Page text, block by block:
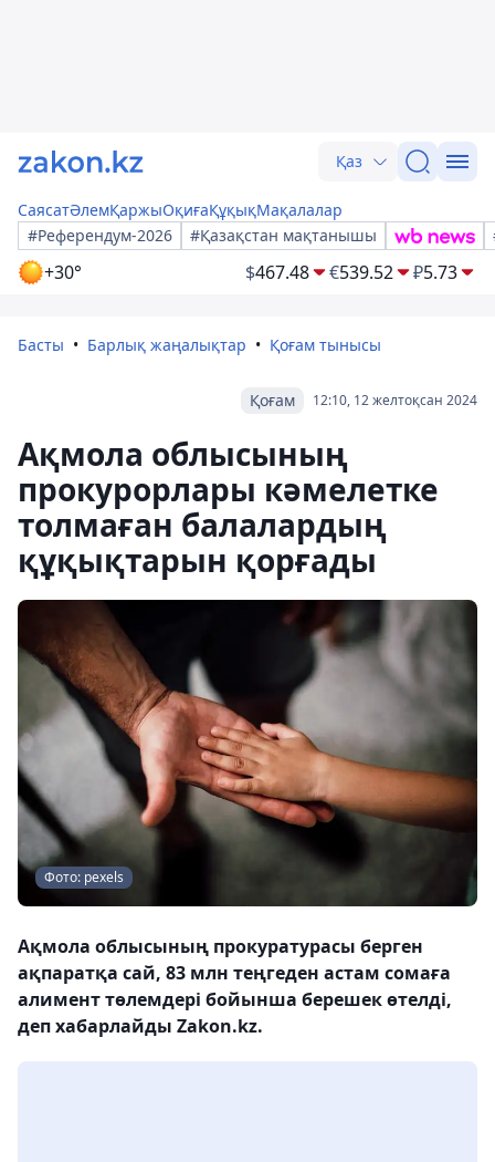
Қаз
СаясатӘлемҚаржыОқиғаҚұқықМақалалар
#Референдум-2026
#Қазақстан мақтанышы
+30° $467.48 €539.52 ₽5.73
Басты Барлық жаңалықтар Қоғам тынысы
12:10, 12 желтоқсан 2024
Қоғам
Ақмола облысының
прокурорлары кәмелетке
толмаған балалардың
құқықтарын қорғады
Фото: pexels
Ақмола облысының прокуратурасы берген
ақпаратқа сай, 83 млн теңгеден астам сомаға
алимент төлемдері бойынша берешек өтелді,
деп хабарлайды Zakon.kz.